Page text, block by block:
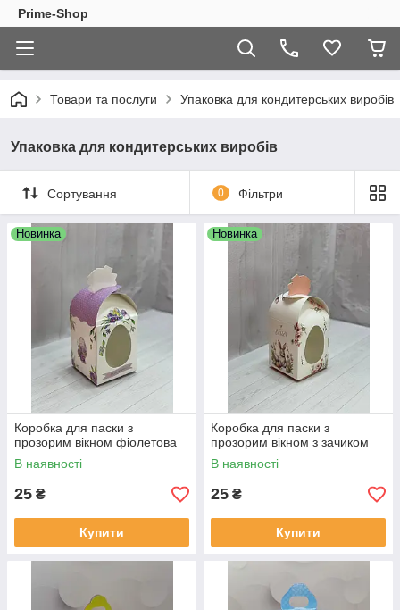
Prime-Shop
Товари та послуги Упаковка для кондитерських виробів
Упаковка для кондитерських виробів
Сортування 0 Фільтри
Новинка
Коробка для паски з
прозорим вікном фіолетова
В наявності
25 ₴
Купити
Новинка
Коробка для паски з
прозорим вікном з зачиком
В наявності
25 ₴
Купити